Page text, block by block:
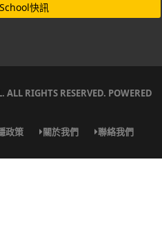
快訊
RIGHTS RESERVED. POWERED
政策 關於我們 聯絡我們